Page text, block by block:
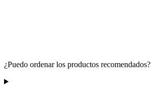
¿Puedo ordenar los productos recomendados?